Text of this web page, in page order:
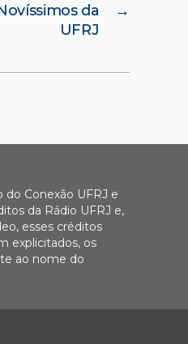
→
da
UFRJ
Conexão UFRJ e
da Rádio UFRJ e,
esses créditos
explicitados, os
ao nome do